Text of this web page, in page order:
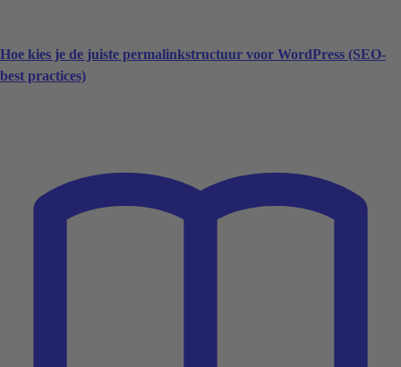
Hoe kies je de juiste permalinkstructuur voor WordPress (SEO-
best practices)